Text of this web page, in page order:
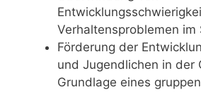
Verhaltensproblemen im
Förderung der
und Jugendlichen in der
Grundlage eines